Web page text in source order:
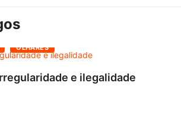
OLHARES
e ilegalidade